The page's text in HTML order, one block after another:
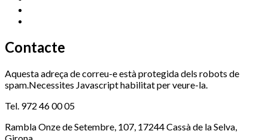
Contacte
Aquesta adreça de correu-e està protegida dels robots de
spam.Necessites Javascript habilitat per veure-la.
Tel. 972 46 00 05
Rambla Onze de Setembre, 107, 17244 Cassà de la Selva,